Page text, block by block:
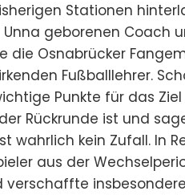
Stationen
geborenen Coach
Osnabrücker
Fußballlehrer.
Punkte für das
Rückrunde ist und
wahrlich kein Zufall. In
aus der